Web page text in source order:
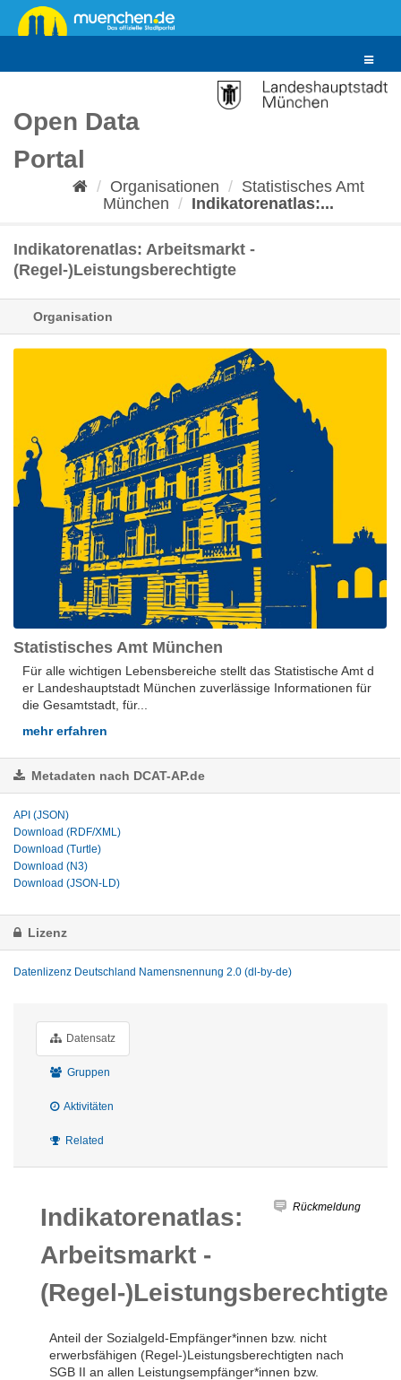
Überspringen
zum
Toggle
Open Data
Portal
Organisationen
Statistisches Amt
München
Indikatorenatlas:...
Indikatorenatlas: Arbeitsmarkt -
(Regel-)Leistungsberechtigte
Organisation
Statistisches Amt München
Für alle wich­ti­gen Le­bens­be­rei­che stellt das Sta­tis­ti­sche Amt d
er Lan­des­hauptstadt Mün­chen zu­ver­läs­si­ge In­for­ma­tio­nen für
die Ge­samt­stadt, für...
mehr erfahren
Metadaten nach DCAT-AP.de
API (JSON)
Download (RDF/XML)
Download (Turtle)
Download (N3)
Download (JSON-LD)
Lizenz
Datenlizenz Deutschland Namensnennung 2.0 (dl-by-de)
Datensatz
Gruppen
Aktivitäten
Related
Rückmeldung
Indikatorenatlas:
Arbeitsmarkt -
(Regel-)Leistungsberechtigte
Anteil der Sozialgeld-Empfänger*innen bzw. nicht
erwerbsfähigen (Regel-)Leistungsberechtigten nach
SGB II an allen Leistungsempfänger*innen bzw.